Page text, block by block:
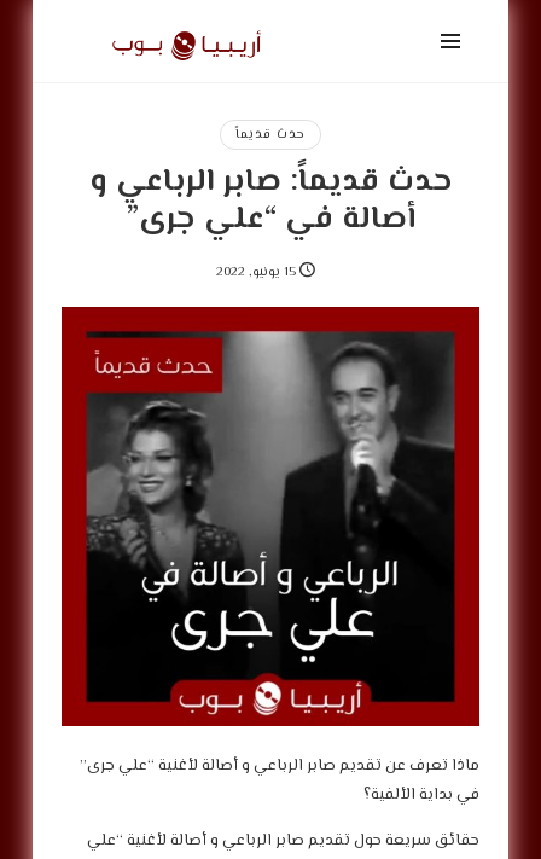
أريبيا
بوب
ArabiaPopحدث قديماً
حدث قديماً: صابر الرباعي و
أصالة في “علي جرى”
15 يونيو, 2022
‎ماذا تعرف عن تقديم صابر الرباعي و أصالة لأغنية “علي جرى”
في بداية الألفية؟
‎حقائق سريعة حول تقديم صابر الرباعي و أصالة لأغنية “علي